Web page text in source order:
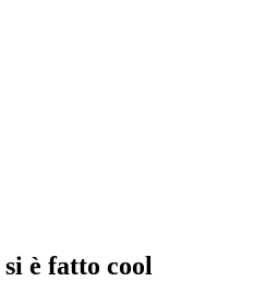
è fatto cool